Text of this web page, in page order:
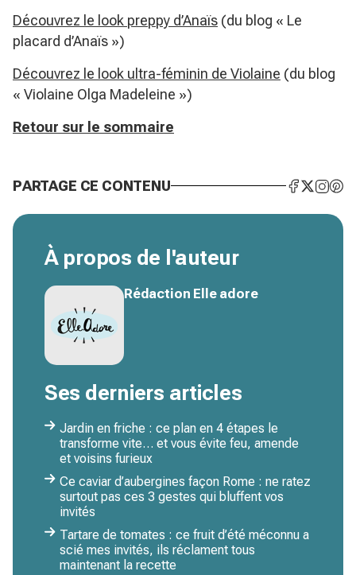
Découvrez le look preppy d’Anaïs (du blog « Le
placard d’Anaïs »)
Découvrez le look ultra-féminin de Violaine (du blog
« Violaine Olga Madeleine »)
Retour sur le sommaire
PARTAGE CE CONTENU
À propos de l'auteur
Rédaction Elle adore
Ses derniers articles
Jardin en friche : ce plan en 4 étapes le
transforme vite… et vous évite feu, amende
et voisins furieux
Ce caviar d’aubergines façon Rome : ne ratez
surtout pas ces 3 gestes qui bluffent vos
invités
Tartare de tomates : ce fruit d’été méconnu a
scié mes invités, ils réclament tous
maintenant la recette